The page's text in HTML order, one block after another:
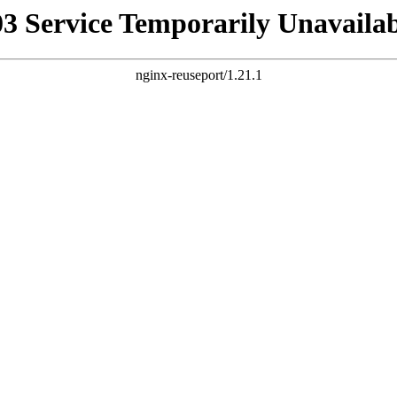
Service Temporarily
nginx-reuseport/1.21.1